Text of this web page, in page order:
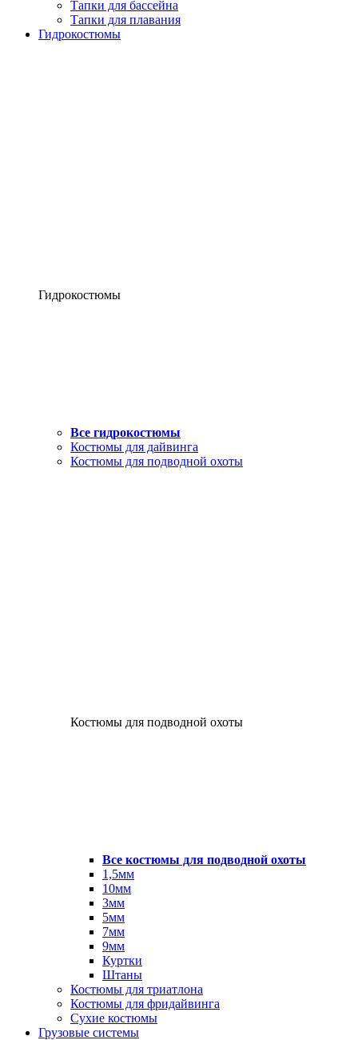
Тапки для бассейна
Тапки для плавания
Гидрокостюмы
Гидрокостюмы
Все гидрокостюмы
Костюмы для дайвинга
Костюмы для подводной охоты
Костюмы для подводной охоты
Все костюмы для подводной охоты
1,5мм
10мм
3мм
5мм
7мм
9мм
Куртки
Штаны
Костюмы для триатлона
Костюмы для фридайвинга
Сухие костюмы
Грузовые системы